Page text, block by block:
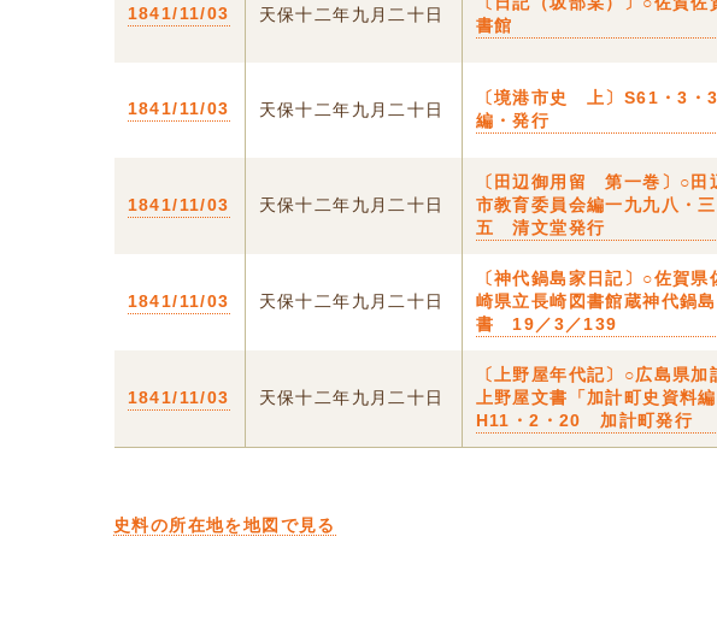
1841/11/03 天保十二年九月二十日
書館
1841/11/03 天保十二年九月二十日
〔境港市史 上〕S61・3・
編・発行
1841/11/03 天保十二年九月二十日
〔田辺御用留 第一巻〕○田
市教育委員会編一九九八・
五 清文堂発行
1841/11/03 天保十二年九月二十日
〔神代鍋島家日記〕○佐賀県
崎県立長崎図書館蔵神代鍋
書 19／3／139
1841/11/03 天保十二年九月二十日
〔上野屋年代記〕○広島県加
上野屋文書「加計町史資料
H11・2・20 加計町発行
史料の所在地を地図で見る